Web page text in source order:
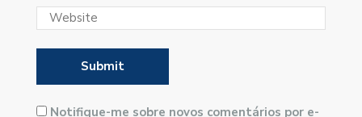
Notifique-me sobre novos comentários por e-